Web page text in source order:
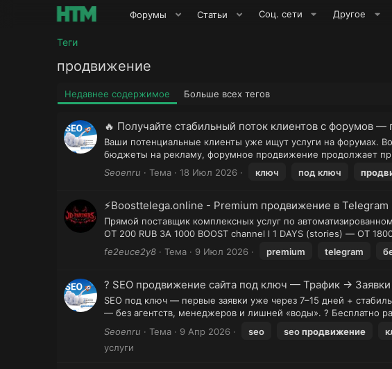
Форумы Статьи Соц. сети Другое
Теги
продвижение
Недавнее содержимое Больше всех тегов
🔥 Получайте стабильный поток клиентов с форумов
Ваши потенциальные клиенты уже ищут услуги на форумах.
бюджеты на рекламу, форумное продвижение продолжает
Seoenru
Тема 18 Июл 2026 ключ под ключ
⚡Boosttelega.online - Premium продвижение в
Прямой поставщик комплексных услуг по
ОТ 200 RUB ЗА 1000 BOOST channel l 1 DAYS (stories) — ОТ
fe2euce2y8
Тема 9 Июл 2026 premium telegram
? SEO продвижение сайта под ключ — Трафик →
SEO под ключ — первые заявки уже через 7–15 дней +
— без агентств, менеджеров и лишней «воды». ? Бесплатно
Seoenru
Тема 9 Апр 2026 seo seoпродвижение
услуги